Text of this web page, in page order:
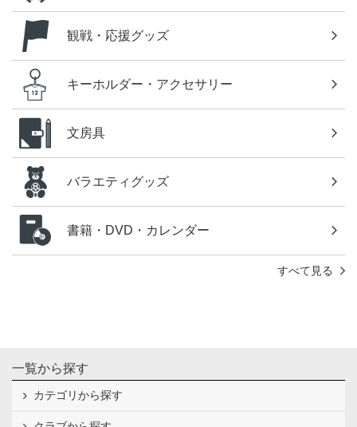
観戦・応援グッズ
キーホルダー・アクセサリー
文房具
バラエティグッズ
書籍・DVD・カレンダー
すべて見る
一覧から探す
カテゴリから探す